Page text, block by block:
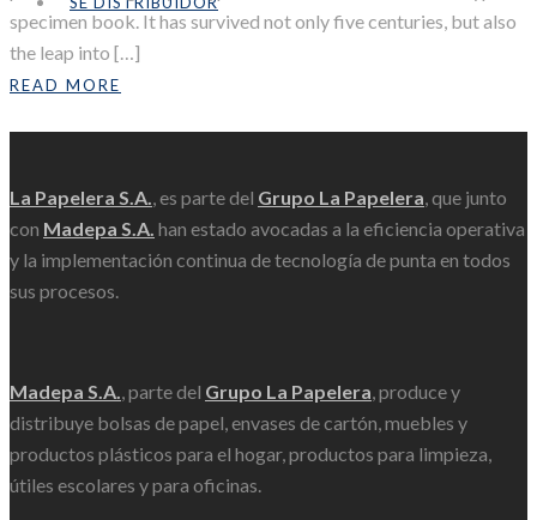
specimen book. It has survived not only five centuries, but also
the leap into […]
READ MORE
La Papelera S.A., es parte del Grupo La Papelera, que junto
con Madepa S.A. han estado avocadas a la eficiencia operativa
y la implementación continua de tecnología de punta en todos
sus procesos.
Madepa S.A., parte del Grupo La Papelera, produce y
distribuye bolsas de papel, envases de cartón, muebles y
productos plásticos para el hogar, productos para limpieza,
útiles escolares y para oficinas.